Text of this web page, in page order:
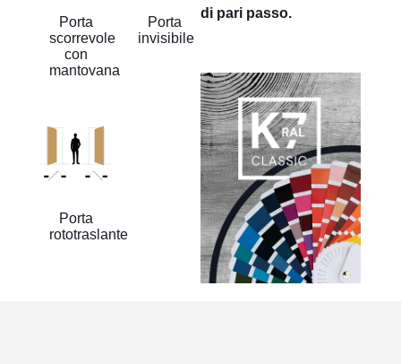
Porta
scorrevole
con
mantovana
Porta
invisibile
Porta
rototraslante
di pari passo.